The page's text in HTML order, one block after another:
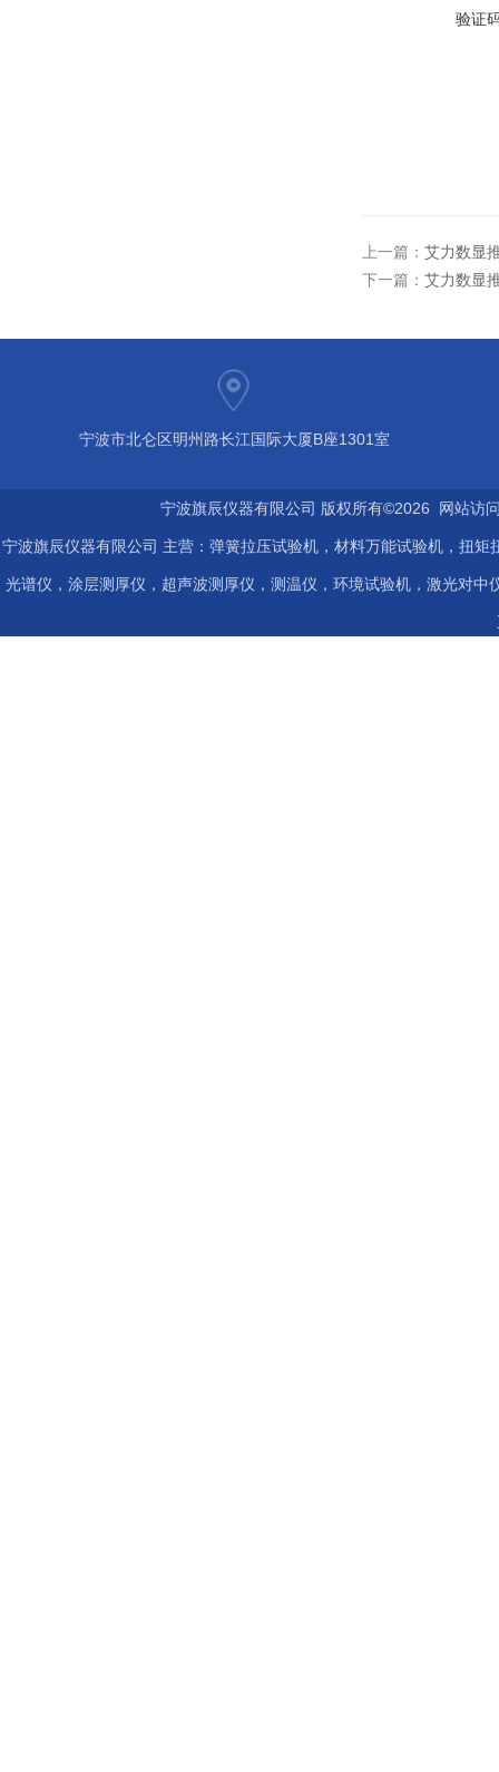
验证
上一篇： 艾力数显
下一篇： 艾力数显
宁波市北仑区明州路长江国际大厦B座1301室
宁波旗辰仪器有限公司 版权所有©2026 网站
宁波旗辰仪器有限公司 主营：弹簧拉压试验机，材料万能试验机，扭
光谱仪，涂层测厚仪，超声波测厚仪，测温仪，环境试验机，激光对